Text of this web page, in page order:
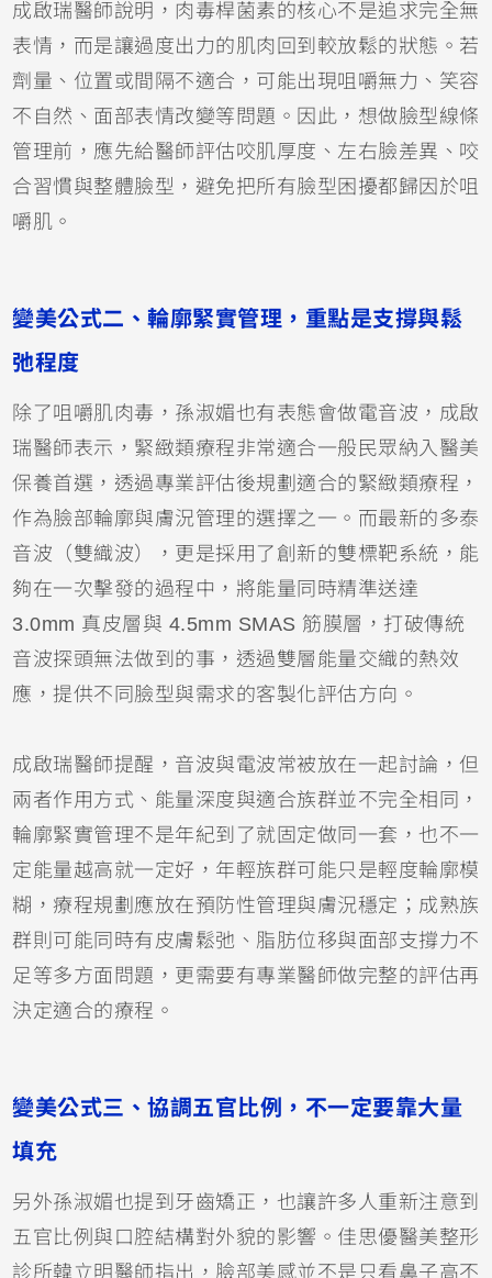
成啟瑞醫師說明，肉毒桿菌素的核心不是追求完全無
表情，而是讓過度出力的肌肉回到較放鬆的狀態。若
劑量、位置或間隔不適合，可能出現咀嚼無力、笑容
不自然、面部表情改變等問題。因此，想做臉型線條
管理前，應先給醫師評估咬肌厚度、左右臉差異、咬
合習慣與整體臉型，避免把所有臉型困擾都歸因於咀
嚼肌。
變美公式二、輪廓緊實管理，重點是支撐與鬆
弛程度
除了咀嚼肌肉毒，孫淑媚也有表態會做電音波，成啟
瑞醫師表示，緊緻類療程非常適合一般民眾納入醫美
保養首選，透過專業評估後規劃適合的緊緻類療程，
作為臉部輪廓與膚況管理的選擇之一。而最新的多泰
音波（雙織波），更是採用了創新的雙標靶系統，能
夠在一次擊發的過程中，將能量同時精準送達
3.0mm 真皮層與 4.5mm SMAS 筋膜層，打破傳統
音波探頭無法做到的事，透過雙層能量交織的熱效
應，提供不同臉型與需求的客製化評估方向。
成啟瑞醫師提醒，音波與電波常被放在一起討論，但
兩者作用方式、能量深度與適合族群並不完全相同，
輪廓緊實管理不是年紀到了就固定做同一套，也不一
定能量越高就一定好，年輕族群可能只是輕度輪廓模
糊，療程規劃應放在預防性管理與膚況穩定；成熟族
群則可能同時有皮膚鬆弛、脂肪位移與面部支撐力不
足等多方面問題，更需要有專業醫師做完整的評估再
決定適合的療程。
變美公式三、協調五官比例，不一定要靠大量
填充
另外孫淑媚也提到牙齒矯正，也讓許多人重新注意到
五官比例與口腔結構對外貌的影響。佳思優醫美整形
診所韓立明醫師指出，臉部美感並不是只看鼻子高不